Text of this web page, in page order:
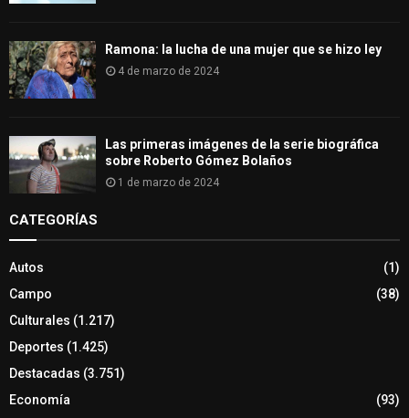
Ramona: la lucha de una mujer que se hizo ley
4 de marzo de 2024
Las primeras imágenes de la serie biográfica
sobre Roberto Gómez Bolaños
1 de marzo de 2024
CATEGORÍAS
Autos
(1)
Campo
(38)
Culturales (1.217)
Deportes (1.425)
Destacadas (3.751)
Economía
(93)